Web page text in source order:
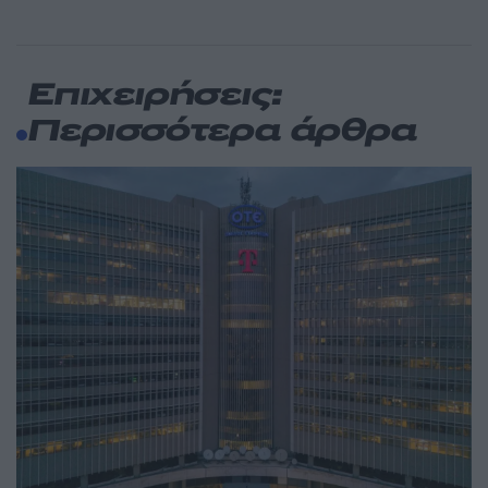
Επιχειρήσεις:
Περισσότερα άρθρα